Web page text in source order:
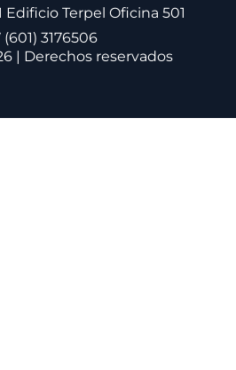
Edificio Terpel Oficina 501
(601) 3176506
| Derechos reservados